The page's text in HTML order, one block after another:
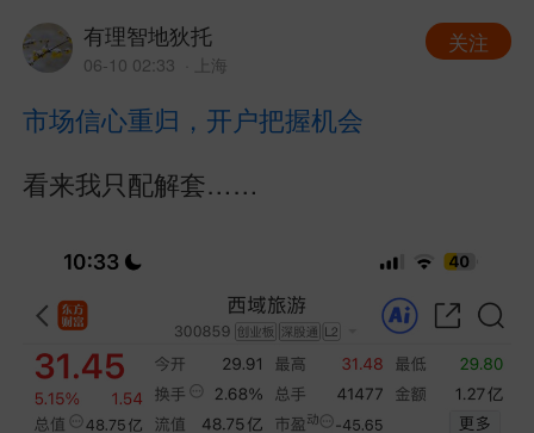
有理智地狄托
06-10 02:33 · 上海
关注
市场信心重归，开户把握机会
看来我只配解套……